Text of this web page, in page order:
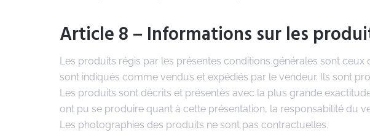
Article 8 – Informations sur les
Les produits régis par les présentes conditions générales sont
sont indiqués comme vendus et expédiés par le vendeur. Ils sont
Les produits sont décrits et présentés avec la plus grande
ont pu se produire quant à cette présentation, la responsabilité du
Les photographies des produits ne sont pas contractuelles.